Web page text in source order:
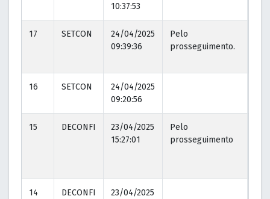
10:37:53
17 SETCON
24/04/2025
09:39:36
Pelo
prosseguimento.
16 SETCON
24/04/2025
09:20:56
15 DECONFI
23/04/2025
15:27:01
Pelo
prosseguimento
14 DECONFI
23/04/2025